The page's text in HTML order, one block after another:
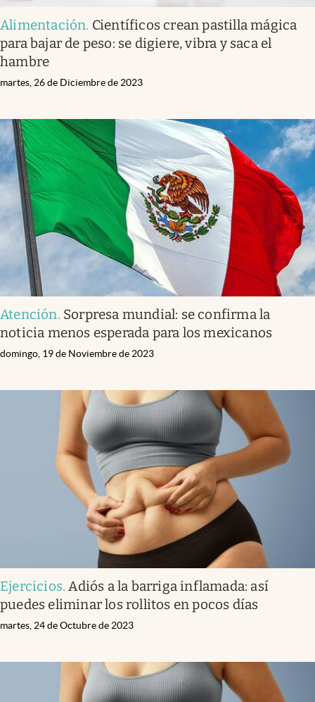
Alimentación. Científicos crean pastilla mágica
para bajar de peso: se digiere, vibra y saca el
hambre
martes, 26 de Diciembre de 2023
Atención. Sorpresa mundial: se confirma la
noticia menos esperada para los mexicanos
domingo, 19 de Noviembre de 2023
Ejercicios.Adiós a la barriga inflamada: así
puedes eliminar los rollitos en pocos días
martes, 24 de Octubre de 2023